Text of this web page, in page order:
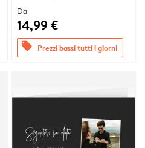
Da
14,99 €
offers Prezzi bassi tutti i giorni